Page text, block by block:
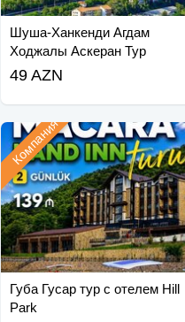
Шуша-Ханкенди Агдам
Ходжалы Аскеран Тур
49 AZN
Губа Гусар тур с отелем Hill
Park
Компания